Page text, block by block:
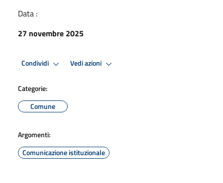
Data :
27 novembre 2025
Condividi Vedi azioni
Categorie:
Comune
Argomenti:
Comunicazione istituzionale